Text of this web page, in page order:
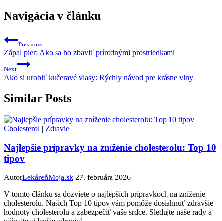
Navigácia v článku
Previous
Zápal pier: Ako sa ho zbaviť prírodnými prostriedkami
Next
Ako si urobiť kučeravé vlasy: Rýchly návod pre krásne vlny
Similar Posts
Cholesterol | Zdravie
Najlepšie prípravky na zníženie cholesterolu: Top 10
tipov
AutorLekáreňMoja.sk 27. februára 2026
V tomto článku sa dozviete o najlepších prípravkoch na zníženie
cholesterolu. Našich Top 10 tipov vám pomôže dosiahnuť zdravšie
hodnoty cholesterolu a zabezpečiť vaše srdce. Sledujte naše rady a